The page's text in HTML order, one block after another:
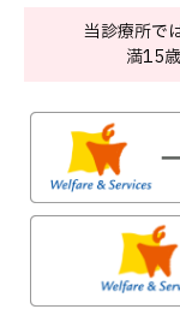
当診療所で
満15